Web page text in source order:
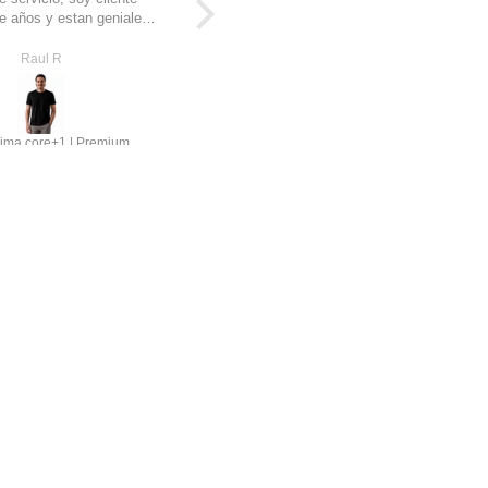
años y estan geniales
Raul R
core+1 | Premium